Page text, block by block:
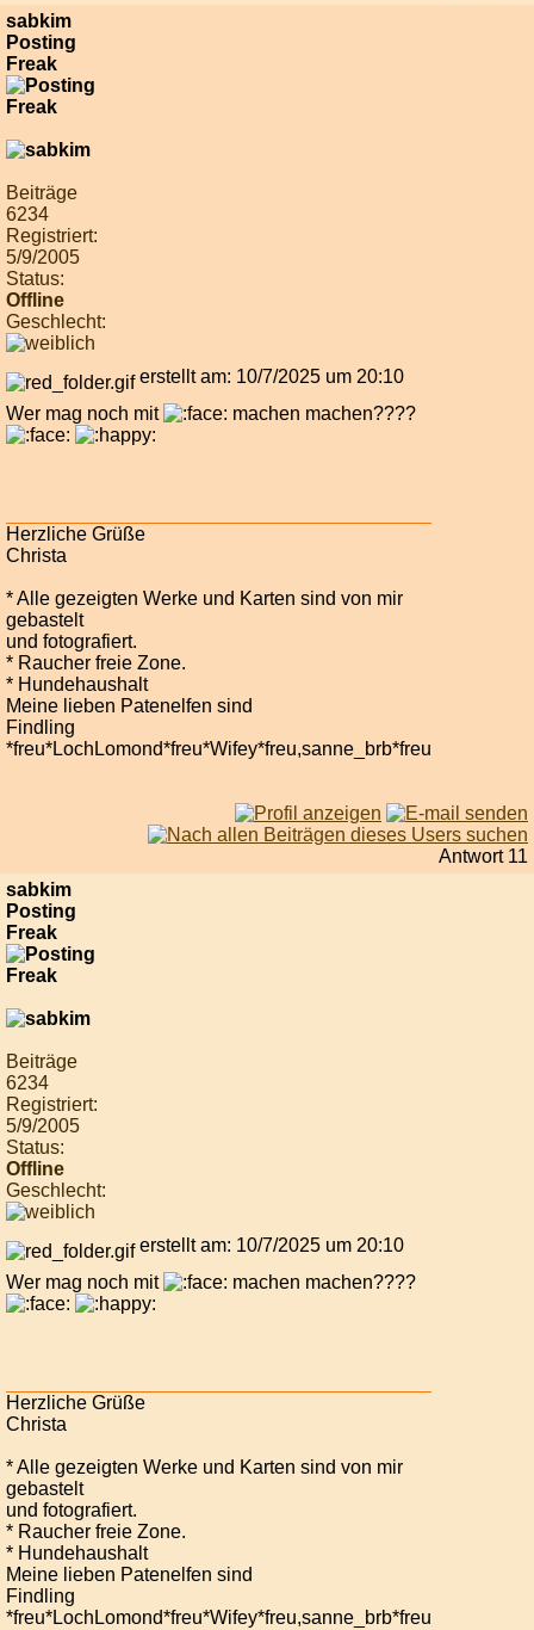
sabkim
Posting
Freak
Beiträge
6234
Registriert:
5/9/2005
Status:
Offline
Geschlecht:
erstellt am: 10/7/2025 um 20:10
Wer mag noch mit
machen machen????
Herzliche Grüße
Christa
* Alle gezeigten Werke und Karten sind von mir
gebastelt
und fotografiert.
* Raucher freie Zone.
* Hundehaushalt
Meine lieben Patenelfen sind
Findling
*freu*LochLomond*freu*Wifey*freu,sanne_brb*freu
Antwort 11
sabkim
Posting
Freak
Beiträge
6234
Registriert:
5/9/2005
Status:
Offline
Geschlecht:
erstellt am: 10/7/2025 um 20:10
Wer mag noch mit
machen machen????
Herzliche Grüße
Christa
* Alle gezeigten Werke und Karten sind von mir
gebastelt
und fotografiert.
* Raucher freie Zone.
* Hundehaushalt
Meine lieben Patenelfen sind
Findling
*freu*LochLomond*freu*Wifey*freu,sanne_brb*freu